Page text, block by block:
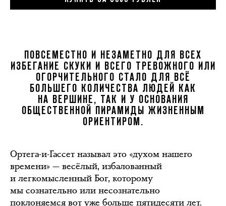
ПОВСЕМЕСТНО И НЕЗАМЕТНО ДЛЯ ВСЕХ
ИЗБЕГАНИЕ СКУКИ И ВСЕГО ТРЕВОЖНОГО ИЛИ
ОГОРЧИТЕЛЬНОГО СТАЛО ДЛЯ ВСЁ
БОЛЬШЕГО КОЛИЧЕСТВА ЛЮДЕЙ КАК
НА ВЕРШИНЕ, ТАК И У ОСНОВАНИЯ
ОБЩЕСТВЕННОЙ ПИРАМИДЫ ЖИЗНЕННЫМ
ОРИЕНТИРОМ.
Ортега-и-Гассет называл это «духом нашего
времени» — весёлый, избалованный
и легкомысленный Бог, которому
мы сознательно или несознательно
поклоняемся вот уже больше пятидесяти лет.